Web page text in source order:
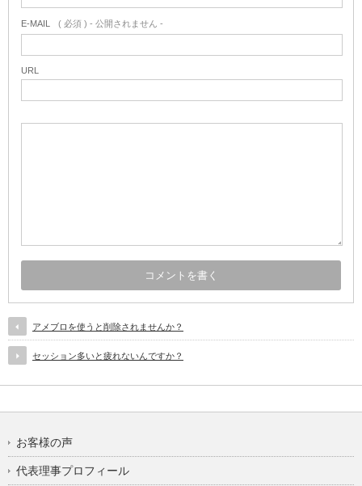
E-MAIL ( 必須 ) - 公開されません -
URL
アメブロを使うと削除されませんか？
セッション多いと疲れないんですか？
お客様の声
代表理事プロフィール